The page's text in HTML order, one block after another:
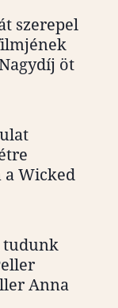
szerepel
öt
a Wicked
tudunk
Anna